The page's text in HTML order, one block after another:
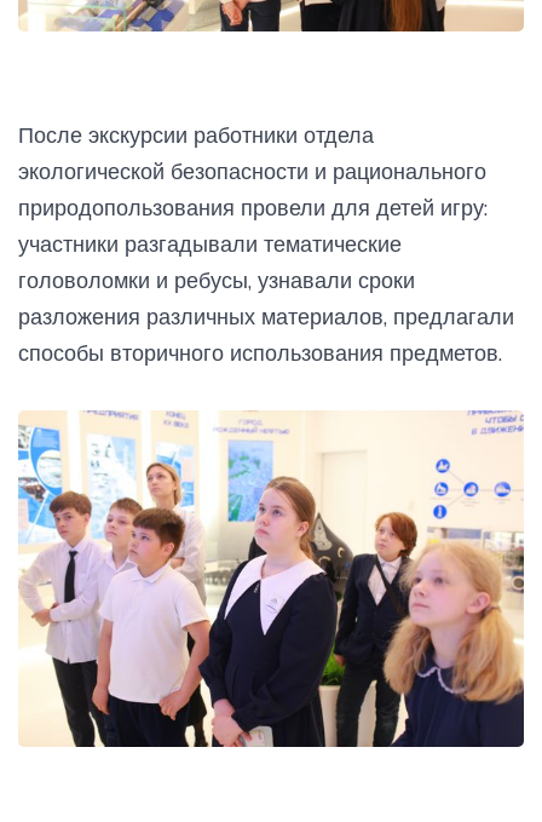
После экскурсии работники отдела
экологической безопасности и рационального
природопользования провели для детей игру:
участники разгадывали тематические
головоломки и ребусы, узнавали сроки
разложения различных материалов, предлагали
способы вторичного использования предметов.